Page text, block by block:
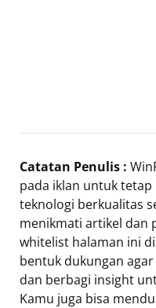
Catatan Penulis :
pada iklan untuk
teknologi berkualitas
menikmati artikel dan
whitelist halaman ini
bentuk dukungan
dan berbagi insight
Kamu juga bisa